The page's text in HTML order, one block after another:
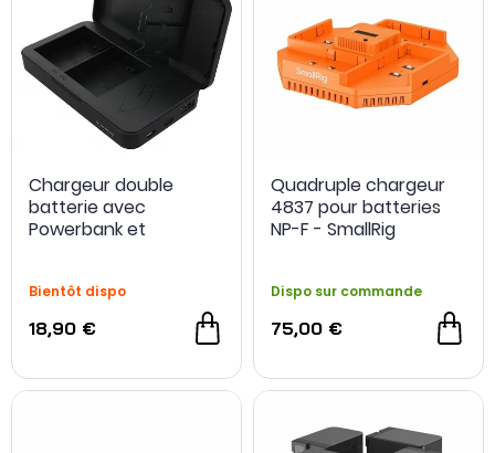
Chargeur double
batterie avec
Powerbank et
- PATONA
Bientôt dispo
18,90 €
Quadruple chargeur
4837 pour batteries
NP-F - SmallRig
Dispo sur commande
75,00 €